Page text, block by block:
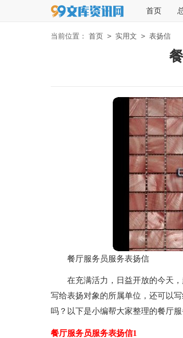
首页
当前位置： 首页 > 实用文 > 表扬信
餐厅服务员服务表扬信
在充满活力，日益开放的今天
写给表扬对象的所属单位，还可以
吗？以下是小编帮大家整理的餐厅
餐厅服务员服务表扬信1